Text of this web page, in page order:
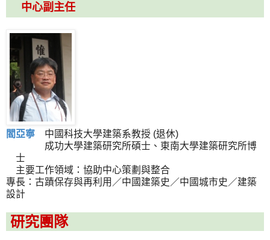
中心副主任
閻亞寧
中國科技大學建築系教授 (退休)
成功大學建築研究所碩士、東南大學建築研究所博
士
主要工作領域：協助中心策劃與整合
專長：古蹟保存與再利用／中國建築史／中國城市史／建築
設計
研究團隊